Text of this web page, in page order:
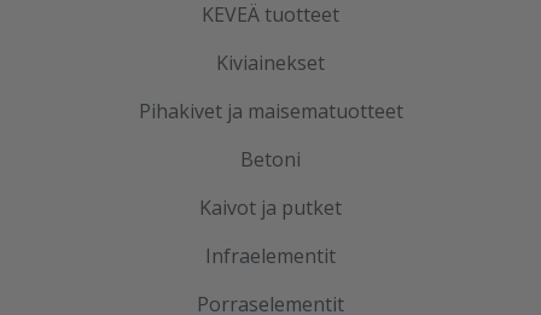
KEVEÄ tuotteet
Kiviainekset
Pihakivet ja maisematuotteet
Betoni
Kaivot ja putket
Infraelementit
Porraselementit